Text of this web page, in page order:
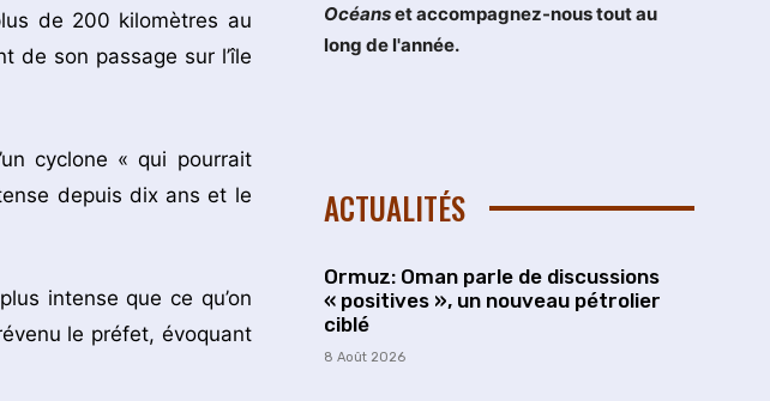
de 200 kilomètres au
de son passage sur l’île
cyclone « qui pourrait
depuis dix ans et le
intense que ce qu’on
le préfet, évoquant
Océanset accompagnez-nous tout au
long de l'année.
ACTUALITÉS
Ormuz: Oman parle de discussions
« positives », un nouveau pétrolier
ciblé
8 Août 2026